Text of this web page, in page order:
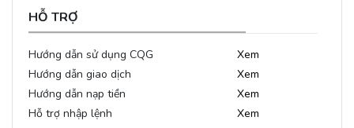
HỖ TRỢ
Hướng dẫn sử dụng CQG
Xem
Hướng dẫn giao dịch
Xem
Hướng dẫn nạp tiền
Xem
Hỗ trợ nhập lệnh
Xem